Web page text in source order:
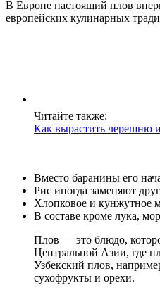
В Европе настоящий плов
европейских кулинарных
Читайте также:
Как вырастить черешню
Вместо баранины его
Рис иногда заменяют
Хлопковое и кунжутное
В составе кроме лука,
Плов — это блюдо,
Центральной Азии, где
Узбекский плов,
сухофрукты и орехи.